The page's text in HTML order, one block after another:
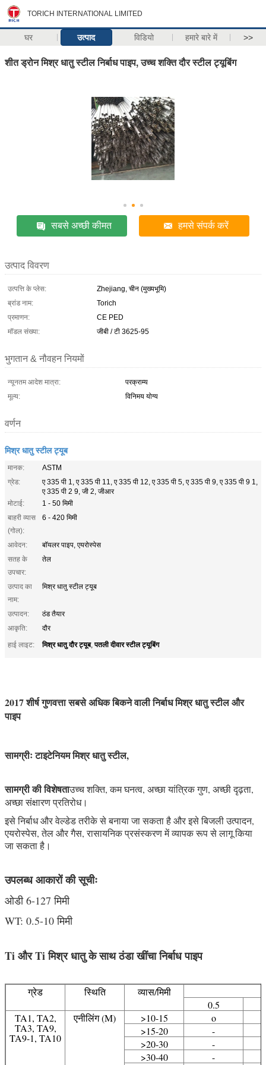
TORICH INTERNATIONAL LIMITED
घर उत्पाद विडियो हमारे बारे में >>
शीत ड्रोन मिश्र धातु स्टील निर्बाध पाइप, उच्च शक्ति दौर स्टील ट्यूबिंग
सबसे अच्छी कीमत हमसे संपर्क करें
उत्पाद विवरण
उत्पत्ति के प्लेस:
Zhejiang, चीन (मुख्यभूमि)
ब्रांड नाम:
Torich
प्रमाणन:
CE PED
मॉडल संख्या:
जीबी / टी 3625-95
भुगतान & नौवहन नियमों
न्यूनतम आदेश मात्रा:
परक्राम्य
मूल्य:
विनिमय योग्य
वर्णन
मिश्र धातु स्टील ट्यूब
मानक:
ASTM
ग्रेड:
ए 335 पी 1, ए 335 पी 11, ए 335 पी 12, ए 335 पी 5, ए 335 पी 9, ए 335 पी 9 1,
ए 335 पी 2 9, जी 2, जीआर
मोटाई:
1 - 50 मिमी
बाहरी व्यास
(गोल):
6 - 420 मिमी
आवेदन:
बॉयलर पाइप, एयरोस्पेस
सतह के
उपचार:
तेल
उत्पाद का
नाम:
मिश्र धातु स्टील ट्यूब
उत्पादन:
ठंड तैयार
आकृति:
दौर
हाई लाइट:
मिश्र धातु दौर ट्यूब,पतली दीवार स्टील ट्यूबिंग
2017 शीर्ष गुणवत्ता सबसे अधिक बिकने वाली निर्बाध मिश्र धातु स्टील और
पाइप
सामग्रीः टाइटेनियम मिश्र धातु स्टील,
सामग्री की विशेषताउच्च शक्ति, कम घनत्व, अच्छा यांत्रिक गुण, अच्छी दृढ़ता,
अच्छा संक्षारण प्रतिरोध।
इसे निर्बाध और वेल्डेड तरीके से बनाया जा सकता है और इसे बिजली उत्पादन,
एयरोस्पेस, तेल और गैस, रासायनिक प्रसंस्करण में व्यापक रूप से लागू किया
जा सकता है।
उपलब्ध आकारों की सूचीः
ओडी 6-127 मिमी
WT: 0.5-10 मिमी
Ti और Ti मिश्र धातु के साथ ठंडा खींचा निर्बाध पाइप
ग्रेड स्थिति
व्यास/मिमी
0.5
TA1, TA2,
TA3, TA9,
TA9-1, TA10
एनीलिंग (M) >10-15
o
>15-20
-
>20-30
-
>30-40
-